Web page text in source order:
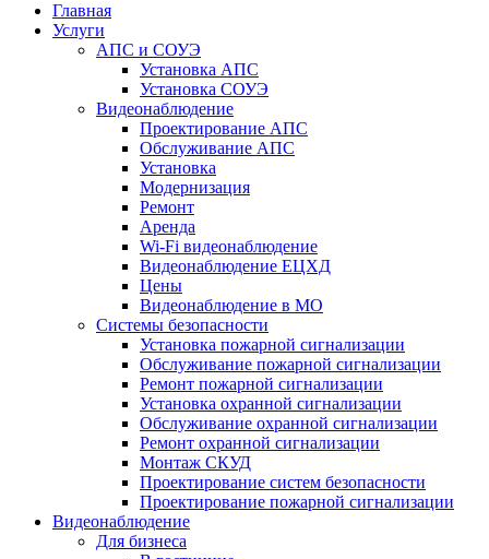
Главная
Услуги
АПС и СОУЭ
Установка АПС
Установка СОУЭ
Видеонаблюдение
Проектирование АПС
Обслуживание АПС
Установка
Модернизация
Ремонт
Аренда
Wi-Fi видеонаблюдение
Видеонаблюдение ЕЦХД
Цены
Видеонаблюдение в МО
Системы безопасности
Установка пожарной сигнализации
Обслуживание пожарной сигнализации
Ремонт пожарной сигнализации
Установка охранной сигнализации
Обслуживание охранной сигнализации
Ремонт охранной сигнализации
Монтаж СКУД
Проектирование систем безопасности
Проектирование пожарной сигнализации
Видеонаблюдение
Для бизнеса